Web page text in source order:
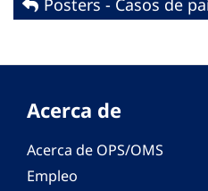
Posters - Casos de
Acerca de
Acerca de OPS/OMS
Empleo